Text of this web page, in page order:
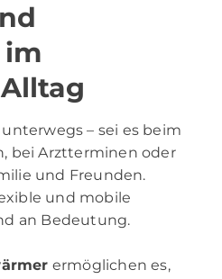
– sei es beim
bei Arztterminen oder
und Freunden.
und mobile
an Bedeutung.
ermöglichen es,